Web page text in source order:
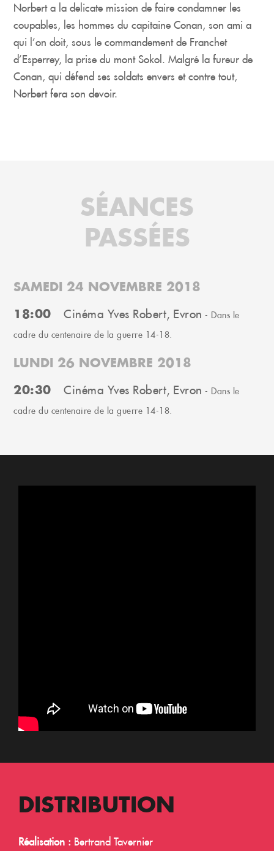
Norbert a la delicate mission de faire condamner les
coupables, les hommes du capitaine Conan, son ami a
qui l’on doit, sous le commandement de Franchet
d’Esperrey, la prise du mont Sokol. Malgré la fureur de
Conan, qui défend ses soldats envers et contre tout,
Norbert fera son devoir.
SÉANCES
PASSÉES
SAMEDI 24 NOVEMBRE 2018
18:00 Cinéma Yves Robert, Evron - Dans le
cadre du centenaire de la guerre 14-18.
LUNDI 26 NOVEMBRE 2018
20:30 Cinéma Yves Robert, Evron - Dans le
cadre du centenaire de la guerre 14-18.
DISTRIBUTION
Réalisation : Bertrand Tavernier